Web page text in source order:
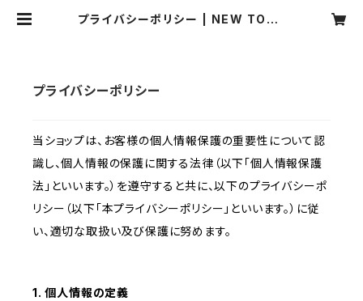
プライバシーポリシー | NEW TOKY
プライバシーポリシー
当ショップは、お客様の個人情報保護の重要性について認
識し、個人情報の保護に関する法律（以下「個人情報保護
法」といいます。）を遵守すると共に、以下のプライバシーポ
リシー（以下「本プライバシーポリシー」といいます。）に従
い、適切な取扱い及び保護に努めます。
1. 個人情報の定義